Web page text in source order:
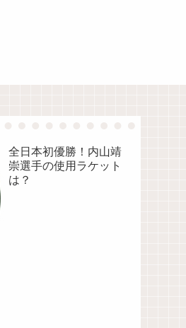
全日本初優勝！内山靖
崇選手の使用ラケット
は？